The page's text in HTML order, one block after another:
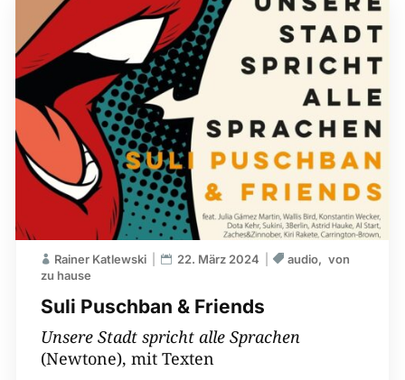
Suli Puschban & Friends
Rainer Katlewski 22. März 2024 audio
von
zu hause
Unsere Stadt spricht alle Sprachen
(Newtone), mit Texten